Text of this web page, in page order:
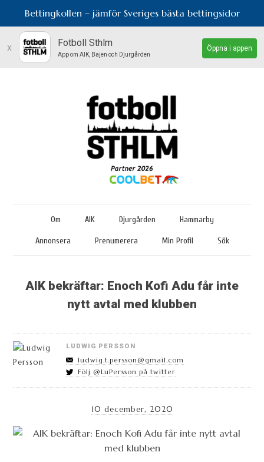
Bettingkollen – jämför Sveriges bästa bettingsidor
x Fotboll Sthlm
App om AIK, Bajen och Djurgården
Öppna i appen
Om AIK Djurgården Hammarby
Annonsera Prenumerera Min Profil Sök
AIK bekräftar: Enoch Kofi Adu får inte
nytt avtal med klubben
LUDWIG PERSSON
ludwig.t.persson@gmail.com
Följ @LuPersson på twitter
10 december, 2020